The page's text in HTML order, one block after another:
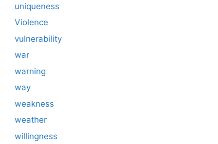
uniqueness
Violence
vulnerability
war
warning
way
weakness
weather
willingness